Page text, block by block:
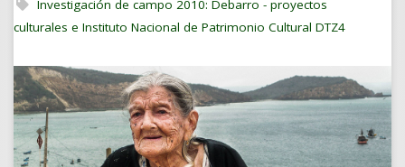
Investigación de campo 2010: Debarro - proyectos
culturales e Instituto Nacional de Patrimonio Cultural DTZ4